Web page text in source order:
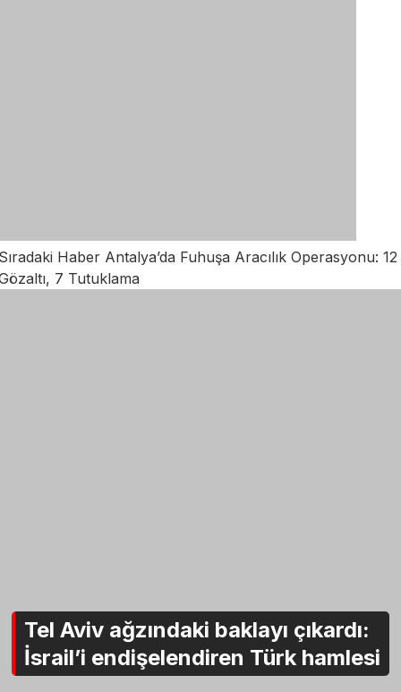
Haber Antalya’da Fuhuşa Aracılık Operasyonu: 12
7 Tutuklama
Tel Aviv ağzındaki baklayı çıkardı:
İsrail’i endişelendiren Türk hamlesi